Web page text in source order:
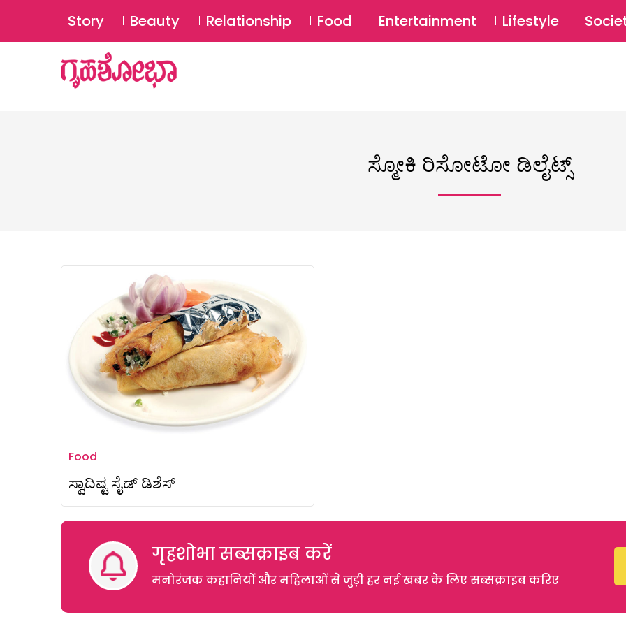
Story Beauty Relationship Food Entertainment Lifestyle
ಸ್ಮೋಕಿ ರಿಸೋಟೋ ಡಿಲೈಟ್ಸ್
Food
ಸ್ವಾದಿಷ್ಟ ಸೈಡ್ ಡಿಶೆಸ್
गृहशोभा सब्सक्राइब करें
मनोरंजक कहानियों और महिलाओं से जुड़ी हर नई खबर के लिए सब्सक्राइब करिए